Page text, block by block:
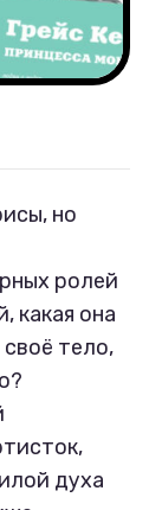
но
ролей
какая она
тело,
духа